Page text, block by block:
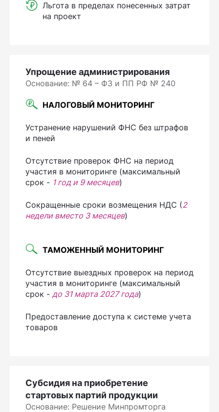
Льгота в пределах понесенных затрат
на проект
Упрощение администрирования
Основание: № 64 – ФЗ и ПП РФ № 240
НАЛОГОВЫЙ МОНИТОРИНГ
Устранение нарушений ФНС без штрафов
и пеней
Отсутствие проверок ФНС на период
участия в мониторинге (максимальный
срок - 1 год и 9 месяцев)
Сокращенные сроки возмещения НДС (2
недели вместо 3 месяцев)
ТАМОЖЕННЫЙ МОНИТОРИНГ
Отсутствие выездных проверок на период
участия в мониторинге (максимальный
срок - до 31 марта 2027 года)
Предоставление доступа к системе учета
товаров
Субсидия на приобретение
стартовых партий продукции
Основание: Решение Минпромторга